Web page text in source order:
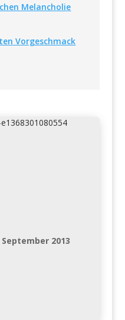
Melancholie
Vorgeschmack
September 2013